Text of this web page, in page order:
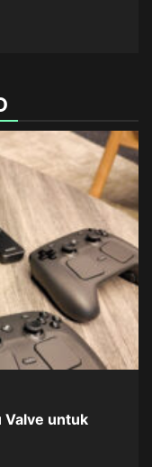
Valve untuk